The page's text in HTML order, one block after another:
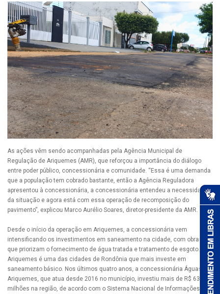
As ações vêm sendo acompanhadas pela Agência Municipal de
Regulação de Ariquemes (AMR), que reforçou a importância do diálogo
entre poder público, concessionária e comunidade. “Essa é uma demanda
que a população tem cobrado bastante, então a Agência Reguladora
apresentou à concessionária, a concessionária entendeu a necessidade
da situação e agora está com essa operação de recomposição do
pavimento”, explicou Marco Aurélio Soares, diretor-presidente da AMR.
Desde o início da operação em Ariquemes, a concessionária vem
intensificando os investimentos em saneamento na cidade, com obras
que priorizam o fornecimento de água tratada e tratamento de esgoto.
Ariquemes é uma das cidades de Rondônia que mais investe em
saneamento básico. Nos últimos quatro anos, a concessionária Águas de
Ariquemes, que atua desde 2016 no município, investiu mais de R$ 63
milhões na região, de acordo com o Sistema Nacional de Informações em